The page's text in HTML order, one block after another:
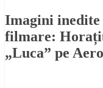
Imagini inedite
filmare:
„Luca” pe